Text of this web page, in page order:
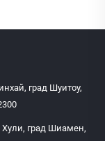
град Шуитоу,
град Шиамен,